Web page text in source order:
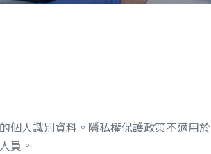
個人識別資料。隱私權保護政策不適用於
員。